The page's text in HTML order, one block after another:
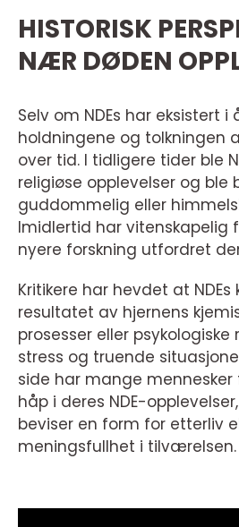
HISTORISK
NÆR DØDEN
Selv om NDEs har eksistert i
holdningene og tolkningen
over tid. I tidligere tider ble
religiøse opplevelser og ble
guddommelig eller
Imidlertid har vitenskapelig
nyere forskning utfordret
Kritikere har hevdet at
resultatet av hjernens
prosesser eller psykologiske
stress og truende
side har mange
håp i deres NDE-
beviser en form for etterliv
meningsfullhet i tilværelsen.